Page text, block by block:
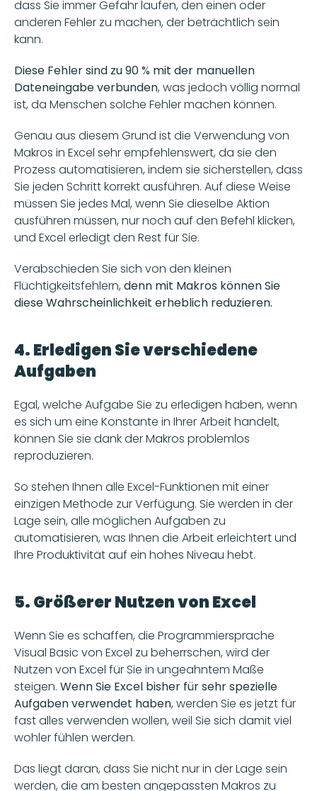
dass Sie immer Gefahr laufen, den einen oder
anderen Fehler zu machen, der beträchtlich sein
kann.
Diese Fehler sind zu 90 % mit der manuellen
Dateneingabe verbunden, was jedoch völlig normal
ist, da Menschen solche Fehler machen können.
Genau aus diesem Grund ist die Verwendung von
Makros in Excel sehr empfehlenswert, da sie den
Prozess automatisieren, indem sie sicherstellen, dass
Sie jeden Schritt korrekt ausführen. Auf diese Weise
müssen Sie jedes Mal, wenn Sie dieselbe Aktion
ausführen müssen, nur noch auf den Befehl klicken,
und Excel erledigt den Rest für Sie.
Verabschieden Sie sich von den kleinen
Flüchtigkeitsfehlern, denn mit Makros können Sie
diese Wahrscheinlichkeit erheblich reduzieren.
4. Erledigen Sie verschiedene
Aufgaben
Egal, welche Aufgabe Sie zu erledigen haben, wenn
es sich um eine Konstante in Ihrer Arbeit handelt,
können Sie sie dank der Makros problemlos
reproduzieren.
So stehen Ihnen alle Excel-Funktionen mit einer
einzigen Methode zur Verfügung. Sie werden in der
Lage sein, alle möglichen Aufgaben zu
automatisieren, was Ihnen die Arbeit erleichtert und
Ihre Produktivität auf ein hohes Niveau hebt.
5. Größerer Nutzen von Excel
Wenn Sie es schaffen, die Programmiersprache
Visual Basic von Excel zu beherrschen, wird der
Nutzen von Excel für Sie in ungeahntem Maße
steigen. Wenn Sie Excel bisher für sehr spezielle
Aufgaben verwendet haben, werden Sie es jetzt für
fast alles verwenden wollen, weil Sie sich damit viel
wohler fühlen werden.
Das liegt daran, dass Sie nicht nur in der Lage sein
werden, die am besten angepassten Makros zu